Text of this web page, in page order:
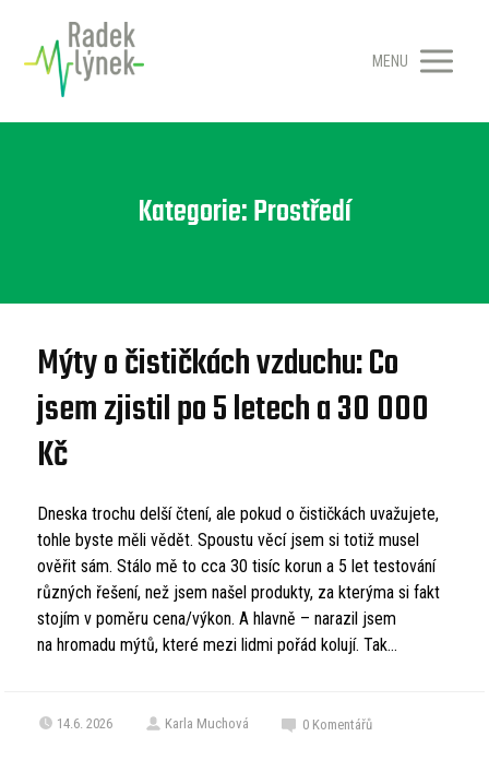
MENU
Kategorie: Prostředí
Mýty o čističkách vzduchu: Co
jsem zjistil po 5 letech a 30 000
Kč
Dneska trochu delší čtení, ale pokud o čističkách uvažujete,
tohle byste měli vědět. Spoustu věcí jsem si totiž musel
ověřit sám. Stálo mě to cca 30 tisíc korun a 5 let testování
různých řešení, než jsem našel produkty, za kterýma si fakt
stojím v poměru cena/výkon. A hlavně – narazil jsem
na hromadu mýtů, které mezi lidmi pořád kolují. Tak...
14.6. 2026 Karla Muchová 0 Komentářů